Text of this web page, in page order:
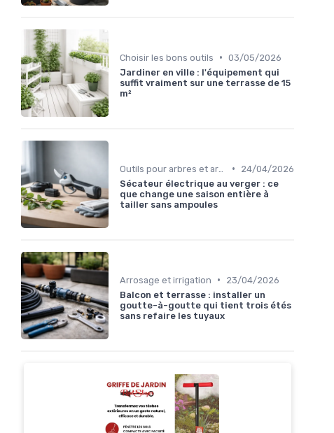
Choisir les bons outils • 03/05/2026
Jardiner en ville : l'équipement qui
suffit vraiment sur une terrasse de 15
m²
•
24/04/2026
Sécateur électrique au verger : ce
que change une saison entière à
tailler sans ampoules
Arrosage et irrigation •
23/04/2026
Balcon et terrasse : installer un
goutte-à-goutte qui tient trois étés
sans refaire les tuyaux